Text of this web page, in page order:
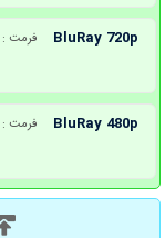
BluRay 720p فرمت :
BluRay 480p فرمت :